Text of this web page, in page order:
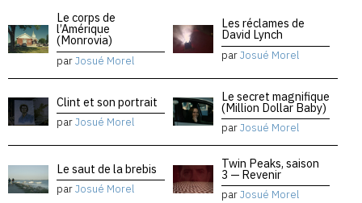
Le corps de
l’Amérique
(Monrovia)
parJosué Morel
Les réclames de
David Lynch
parJosué Morel
Clint et son portrait
parJosué Morel
Le secret magnifique
(Million Dollar Baby)
parJosué Morel
Le saut de la brebis
parJosué Morel
Twin Peaks, saison
3 — Revenir
parJosué Morel